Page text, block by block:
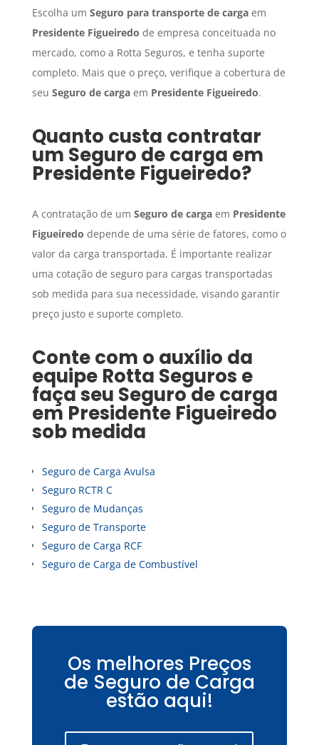
Escolha um Seguro para transporte de cargaem
Presidente Figueiredo de empresa conceituada no
mercado, como a Rotta Seguros, e tenha suporte
completo. Mais que o preço, verifique a cobertura de
seu Seguro de cargaem Presidente Figueiredo.
Quanto custa contratar
um Seguro de carga em
Presidente Figueiredo?
A contratação de um Seguro de cargaem Presidente
Figueiredo depende de uma série de fatores, como o
valor da carga transportada. É importante realizar
uma cotação de seguro para cargas transportadas
sob medida para sua necessidade, visando garantir
preço justo e suporte completo.
Conte com o auxílio da
equipe Rotta Seguros e
faça seu Seguro de carga
em Presidente Figueiredo
sob medida
Seguro de Carga Avulsa
Seguro RCTR C
Seguro de Mudanças
Seguro de Transporte
Seguro de Carga RCF
Seguro de Carga de Combustível
Os melhores Preços
de Seguro de Carga
estão aqui!